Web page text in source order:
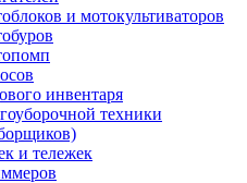
и мотокультиваторов
инвентаря
техники
и тележек